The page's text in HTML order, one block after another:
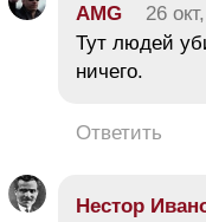
AMG 26
Тут людей
ничего.
Ответить
Нестор